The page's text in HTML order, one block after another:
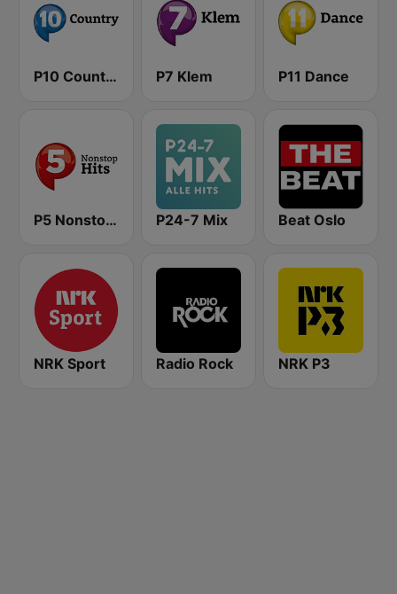
P10 Country P7 Klem P11 Dance
P5 Nonstop Hits P24-7 Mix Beat Oslo
NRK Sport Radio Rock NRK P3